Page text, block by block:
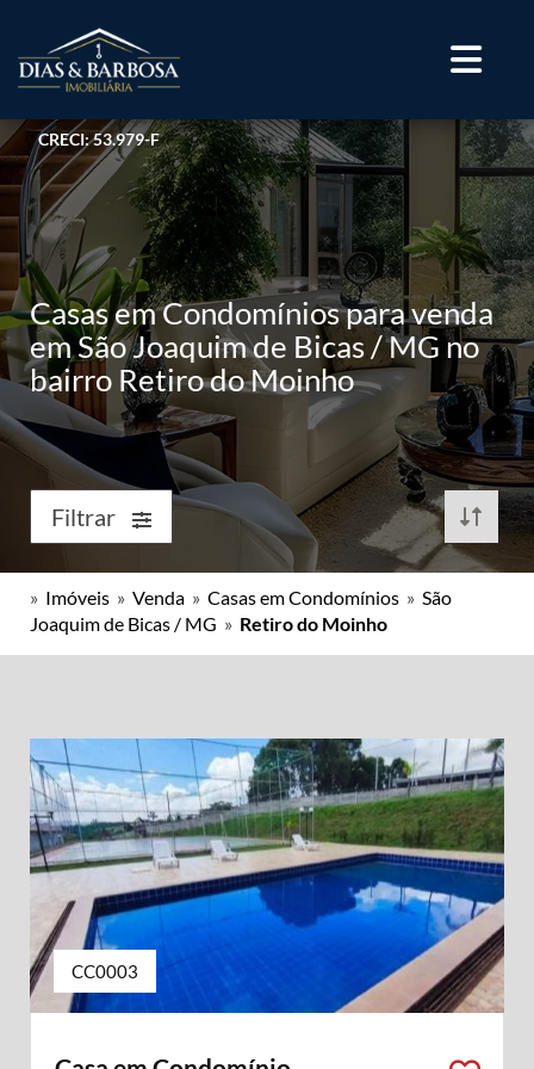
CRECI: 53.979-F
Casas em Condomínios para venda
em São Joaquim de Bicas / MG no
bairro Retiro do Moinho
Filtrar
» Imóveis » Venda » Casas em Condomínios » São
Joaquim de Bicas / MG » Retiro do Moinho
CC0003